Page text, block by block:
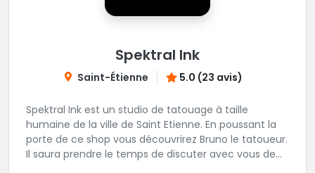
Spektral Ink
Saint-Étienne 5.0 (23 avis)
Spektral Ink est un studio de tatouage à taille
humaine de la ville de Saint Etienne. En poussant la
porte de ce shop vous découvrirez Bruno le tatoueur.
Il saura prendre le temps de discuter avec vous de